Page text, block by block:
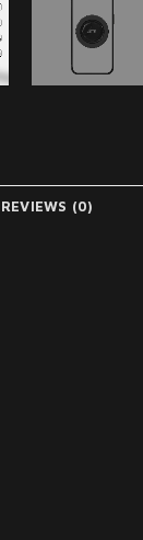
REVIEWS (0)